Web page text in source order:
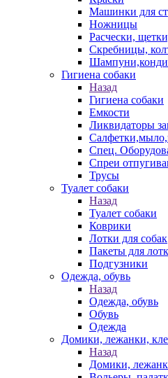
Машинки для
Ножницы
Расчески,
Скребницы,
Гигиена собаки
Назад
Гигиена собаки
Емкости
Ликвидаторы
Спец.
Спреи
Трусы
Туалет собаки
Назад
Туалет собаки
Коврики
Лотки для собак
Пакеты для
Подгузники
Одежда, обувь
Назад
Одежда, обувь
Обувь
Одежда
Домики, лежанки,
Назад
Домики,